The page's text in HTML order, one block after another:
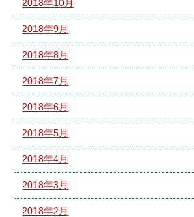
2018年10月
2018年9月
2018年8月
2018年7月
2018年6月
2018年5月
2018年4月
2018年3月
2018年2月